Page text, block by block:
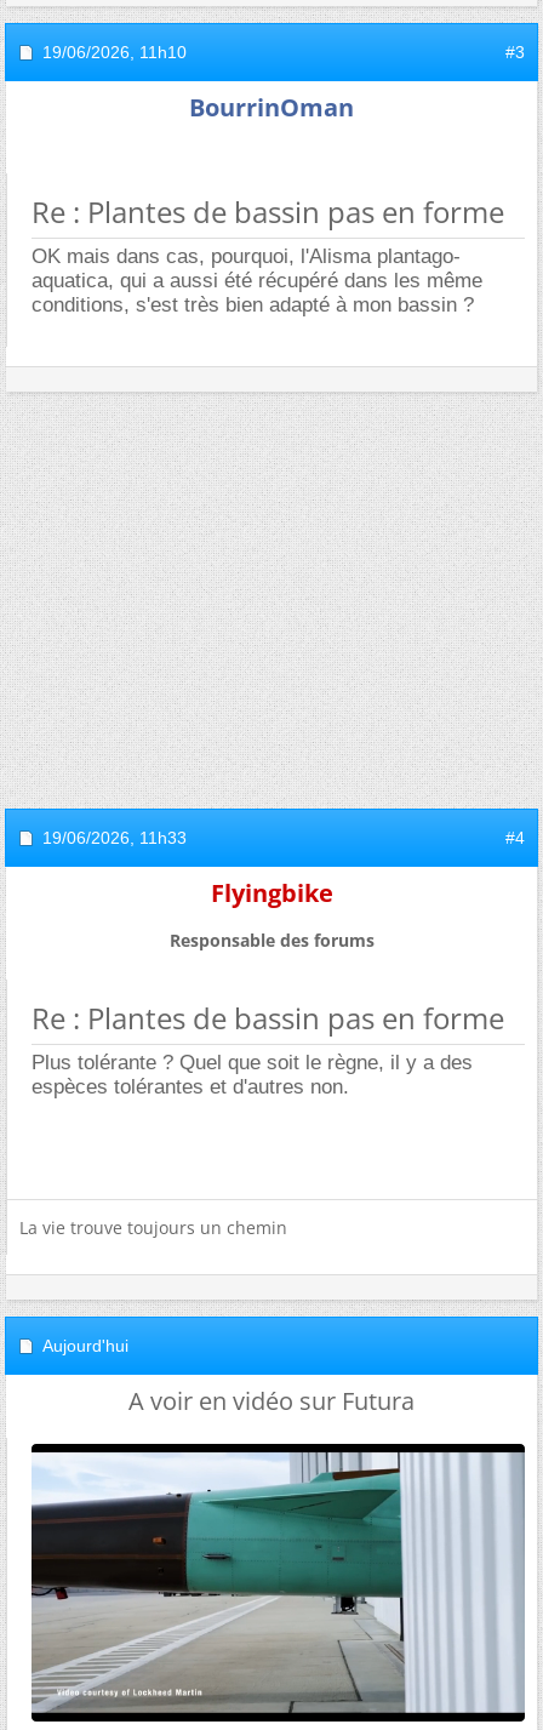
19/06/2026, 11h10 #3
BourrinOman
Re : Plantes de bassin pas en forme
OK mais dans cas, pourquoi, l'Alisma plantago-
aquatica, qui a aussi été récupéré dans les même
conditions, s'est très bien adapté à mon bassin ?
19/06/2026, 11h33 #4
Flyingbike
Responsable des forums
Re : Plantes de bassin pas en forme
Plus tolérante ? Quel que soit le règne, il y a des
espèces tolérantes et d'autres non.
La vie trouve toujours un chemin
Aujourd'hui
A voir en vidéo sur Futura